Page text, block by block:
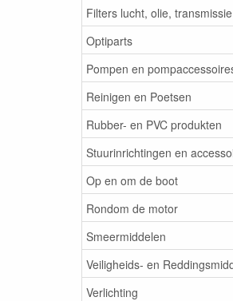
Filters lucht, olie, transmissie
Optiparts
Pompen en
Reinigen en Poetsen
Rubber- en PVC produkten
Stuurinrichtingen en
Op en om de boot
Rondom de motor
Smeermiddelen
Veiligheids- en
Verlichting